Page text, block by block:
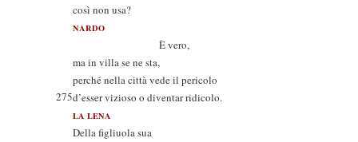
così non usa?
NARDO
È vero,
ma in villa se ne sta,
perché nella città vede il pericolo
275d’esser vizioso o diventar ridicolo.
LA LENA
Della figliuola sua